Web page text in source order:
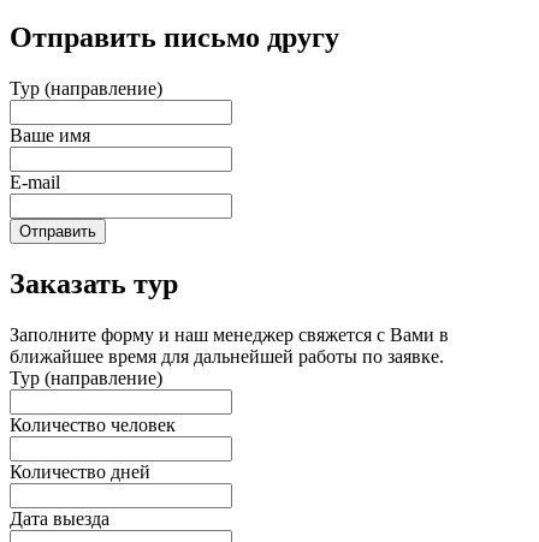
Отправить письмо другу
Тур (направление)
Ваше имя
E-mail
Отправить
Заказать тур
Заполните форму и наш менеджер свяжется с Вами в
ближайшее время для дальнейшей работы по заявке.
Тур (направление)
Количество человек
Количество дней
Дата выезда